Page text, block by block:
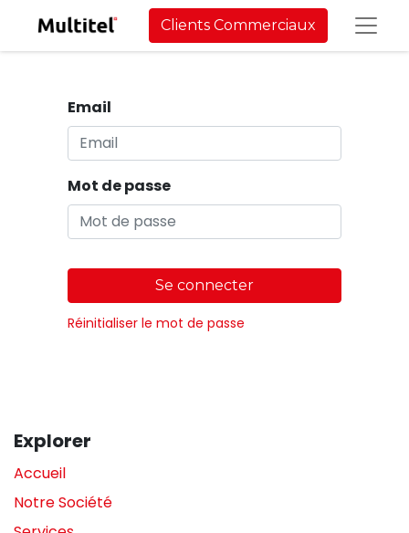
Clients Commerciaux
Email
Mot de passe
Se connecter
Réinitialiser le mot de passe
Explorer
Accueil
Notre Société